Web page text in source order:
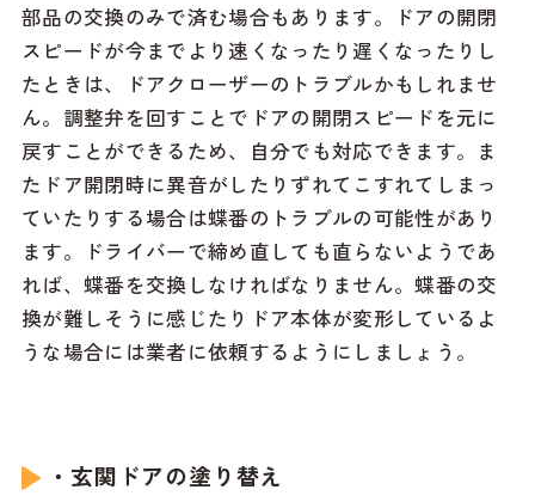
部品の交換のみで済む場合もあります。ドアの開閉
スピードが今までより速くなったり遅くなったりし
たときは、ドアクローザーのトラブルかもしれませ
ん。調整弁を回すことでドアの開閉スピードを元に
戻すことができるため、自分でも対応できます。ま
たドア開閉時に異音がしたりずれてこすれてしまっ
ていたりする場合は蝶番のトラブルの可能性があり
ます。ドライバーで締め直しても直らないようであ
れば、蝶番を交換しなければなりません。蝶番の交
換が難しそうに感じたりドア本体が変形しているよ
うな場合には業者に依頼するようにしましょう。
・玄関ドアの塗り替え